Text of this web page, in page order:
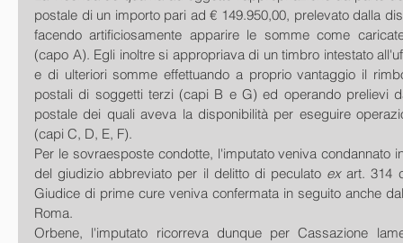
postale di un importo pari ad € 149.950,00, prelevato dalla
facendo artificiosamente apparire le somme come
(capo A). Egli inoltre si appropriava di un timbro intestato
e di ulteriori somme effettuando a proprio vantaggio il
postali di soggetti terzi (capi B e G) ed operando prelievi
postale dei quali aveva la disponibilità per eseguire
(capi C, D, E, F).
Per le sovraesposte condotte, l'imputato veniva condannato
del giudizio abbreviato per il delitto di peculato ex art. 314
Giudice di prime cure veniva confermata in seguito anche
Roma.
Orbene, l'imputato ricorreva dunque per Cassazione